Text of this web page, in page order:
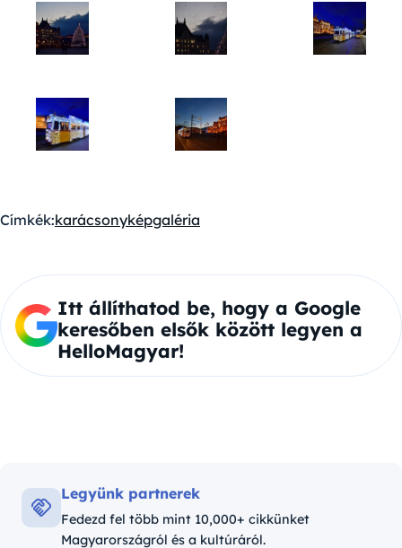
Címkék:karácsonyképgaléria
Itt állíthatod be, hogy a Google
keresőben elsők között legyen a
HelloMagyar!
Legyünk partnerek
Fedezd fel több mint 10,000+ cikkünket
Magyarországról és a kultúráról.